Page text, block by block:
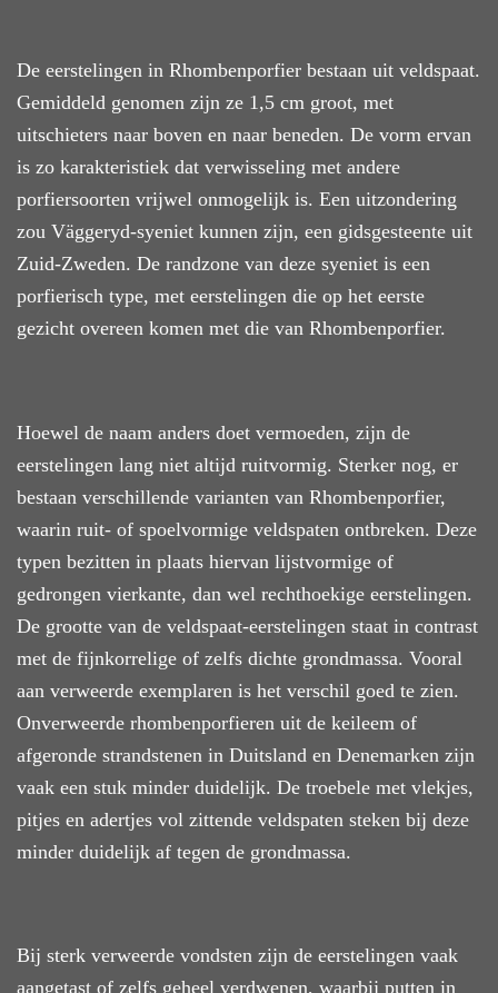
De eerstelingen in Rhombenporfier bestaan uit veldspaat.
Gemiddeld genomen zijn ze 1,5 cm groot, met
uitschieters naar boven en naar beneden. De vorm ervan
is zo karakteristiek dat verwisseling met andere
porfiersoorten vrijwel onmogelijk is. Een uitzondering
zou Väggeryd-syeniet kunnen zijn, een gidsgesteente uit
Zuid-Zweden. De randzone van deze syeniet is een
porfierisch type, met eerstelingen die op het eerste
gezicht overeen komen met die van Rhombenporfier.
Hoewel de naam anders doet vermoeden, zijn de
eerstelingen lang niet altijd ruitvormig. Sterker nog, er
bestaan verschillende varianten van Rhombenporfier,
waarin ruit- of spoelvormige veldspaten ontbreken. Deze
typen bezitten in plaats hiervan lijstvormige of
gedrongen vierkante, dan wel rechthoekige eerstelingen.
De grootte van de veldspaat-eerstelingen staat in contrast
met de fijnkorrelige of zelfs dichte grondmassa. Vooral
aan verweerde exemplaren is het verschil goed te zien.
Onverweerde rhombenporfieren uit de keileem of
afgeronde strandstenen in Duitsland en Denemarken zijn
vaak een stuk minder duidelijk. De troebele met vlekjes,
pitjes en adertjes vol zittende veldspaten steken bij deze
minder duidelijk af tegen de grondmassa.
Bij sterk verweerde vondsten zijn de eerstelingen vaak
aangetast of zelfs geheel verdwenen, waarbij putten in